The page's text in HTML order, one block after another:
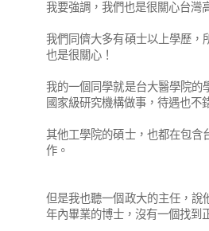
我要強調，我們也是很關心台灣
我們同儕大多有碩士以上學歷，
也是很關心！
我的一個同學就是台大醫學院的
國家級研究機構做事，待遇也不
其他工學院的碩士，也都在包含
作。
但是我也聽一個政大的主任，說
年內畢業的博士，沒有一個找到